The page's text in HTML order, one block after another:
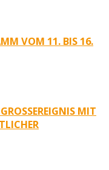
VOM 11. BIS 16.
MIT S
S